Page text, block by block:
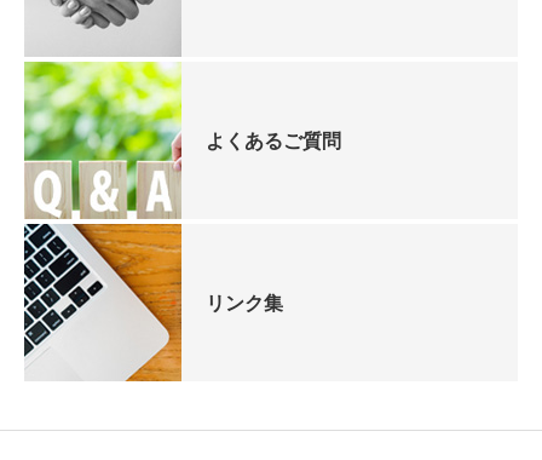
よくあるご質問
リンク集